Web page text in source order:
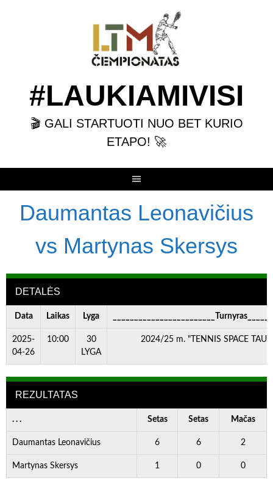
#LAUKIAMIVISI
🎬 GALI STARTUOTI NUO BET KURIO
ETAPO! 🚀
Daumantas Leonavičius
vs Martynas Skersys
DETALĖS
Data Laikas Lyga
2025-
04-26
10:00
30
LYGA
2024/25 m. "TENNIS SPACE
REZULTATAS
. . . Setas Setas Mačas
Daumantas Leonavičius 6 6 2
Martynas Skersys 1 0 0